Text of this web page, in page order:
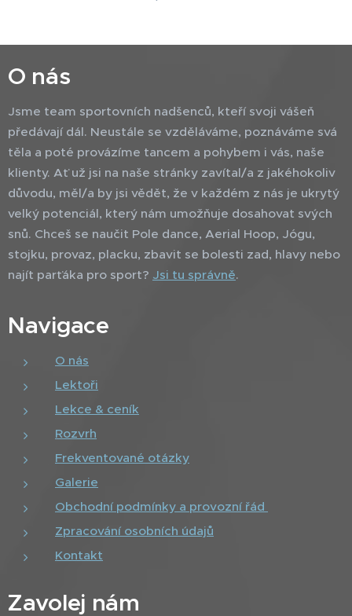
O nás
Jsme team sportovních nadšenců, kteří svoji vášeň
předávají dál. Neustále se vzděláváme, poznáváme svá
těla a poté provázíme tancem a pohybem i vás, naše
klienty. Ať už jsi na naše stránky zavítal/a z jakéhokoliv
důvodu, měl/a by jsi vědět, že v každém z nás je ukrytý
velký potenciál, který nám umožňuje dosahovat svých
snů. Chceš se naučit Pole dance, Aerial Hoop, Jógu,
stojku, provaz, placku, zbavit se bolesti zad, hlavy nebo
najít parťáka pro sport? Jsi tu správně.
Navigace
O nás
Lektoři
Lekce & ceník
Rozvrh
Frekventované otázky
Galerie
Obchodní podmínky a provozní řád
Zpracování osobních údajů
Kontakt
Zavolej nám